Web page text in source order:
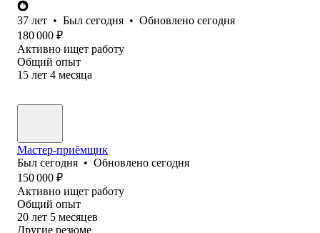
37 лет • Был сегодня • Обновлено сегодня
180 000 ₽
Активно ищет работу
Общий опыт
15 лет 4 месяца
Мастер-приёмщик
Был сегодня • Обновлено сегодня
150 000 ₽
Активно ищет работу
Общий опыт
20 лет 5 месяцев
Другие резюме